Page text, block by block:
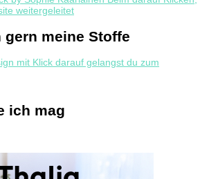
gern meine Stoffe
ich mag